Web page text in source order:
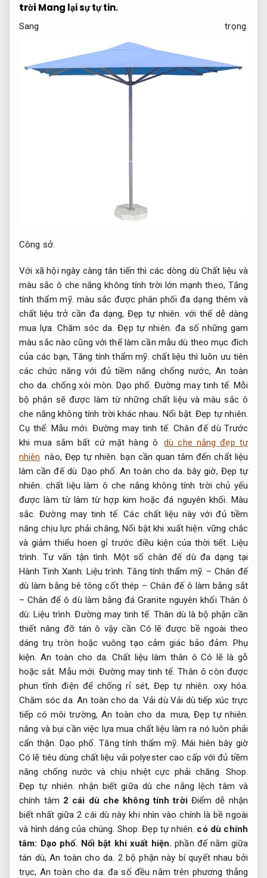
trời Mang lại sự tự tin.
Sang trọng.
Công sở.
Với xã hội ngày càng tân tiến thì các dòng dù Chất liệu và
màu sắc ô che nắng không tính trời lớn mạnh theo, Tăng
tính thẩm mỹ. màu sắc được phân phối đa dạng thêm và
chất liệu trở cần đa dạng, Đẹp tự nhiên. với thể dễ dàng
mua lựa.Chăm sóc da. Đẹp tự nhiên. đa số những gam
màu sắc nào cũng với thể làm cần mẫu dù theo mục đích
của các bạn, Tăng tính thẩm mỹ. chất liệu thì luôn ưu tiên
các chức năng với đủ tiềm năng chống nước, An toàn
cho da. chống xói mòn. Dạo phố. Đường may tinh tế. Mỗi
bộ phận sẽ được làm từ những chất liệu và màu sắc ô
che nắng không tính trời khác nhau. Nổi bật. Đẹp tự nhiên.
Cụ thể:Mẫu mới. Đường may tinh tế. Chân đế dù Trước
khi mua sắm bất cứ mặt hàng ô
dù che nắng đẹp tự
nhiên nào, Đẹp tự nhiên. bạn cần quan tâm đến chất liệu
làm cần đế dù. Dạo phố. An toàn cho da. bây giờ, Đẹp tự
nhiên. chất liệu làm ô che nắng không tính trời chủ yếu
được làm từ làm từ hợp kim hoặc đá nguyên khối. Màu
sắc. Đường may tinh tế. Các chất liệu này với đủ tiềm
năng chịu lực phải chăng,Nổi bật khi xuất hiện. vững chắc
và giảm thiểu hoen gỉ trước điều kiện của thời tiết. Liệu
trình. Tư vấn tận tình. Một số chân đế dù đa dạng tại
Hành Tinh Xanh: Liệu trình. Tăng tính thẩm mỹ. – Chân đế
dù làm bằng bê tông cốt thép – Chân đế ô làm bằng sắt
– Chân đế ô dù làm bằng đá Granite nguyên khối Thân ô
dù:Liệu trình. Đường may tinh tế. Thân dù là bộ phận cần
thiết nâng đỡ tán ô vậy cần Có lẽ được bề ngoài theo
dáng trụ tròn hoặc vuông tạo cảm giác bảo đảm. Phụ
kiện. An toàn cho da. Chất liệu làm thân ô Có lẽ là gỗ
hoặc sắt.Mẫu mới. Đường may tinh tế. Thân ô còn được
phun tĩnh điện để chống rỉ sét,Đẹp tự nhiên. oxy hóa.
Chăm sóc da. An toàn cho da. Vải dù Vải dù tiếp xúc trực
tiếp có môi trường, An toàn cho da. mưa,Đẹp tự nhiên.
nắng và bụi cần việc lựa mua chất liệu làm ra nó luôn phải
cẩn thận.Dạo phố. Tăng tính thẩm mỹ. Mái hiên bây giờ
Có lẽ tiêu dùng chất liệu vải polyester cao cấp với đủ tiềm
năng chống nước và chịu nhiệt cực phải chăng. Shop.
Đẹp tự nhiên. nhận biết giữa dù che nắng lệch tâm và
chính tâm 2 cái dù che không tính trờiĐiểm dễ nhận
biết nhất giữa 2 cái dù này khi nhìn vào chính là bề ngoài
và hình dáng của chúng. Shop. Đẹp tự nhiên. có dù chính
tâm: Dạo phố. Nổi bật khi xuất hiện. phần đế nằm giữa
tán dù,An toàn cho da. 2 bộ phận này bí quyết nhau bởi
trục, An toàn cho da. đa số đều nằm trên phương thẳng